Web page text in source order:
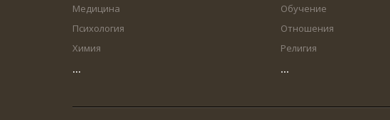
Медицина
Психология
Химия
...
Обучение
Отношения
Религия
...